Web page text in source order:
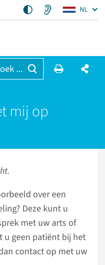
NL
...
mij op
over een
Deze kunt u
met uw arts of
u geen patiënt bij het
contact op met uw